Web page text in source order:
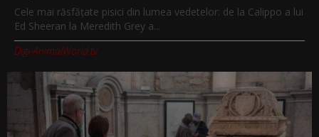
Cele mai răsfățate pisici din lumea vedetelor: de la Calippo a lui
Ed Sheeran la Meredith Grey a...
Digi-AnimalWorld.tv